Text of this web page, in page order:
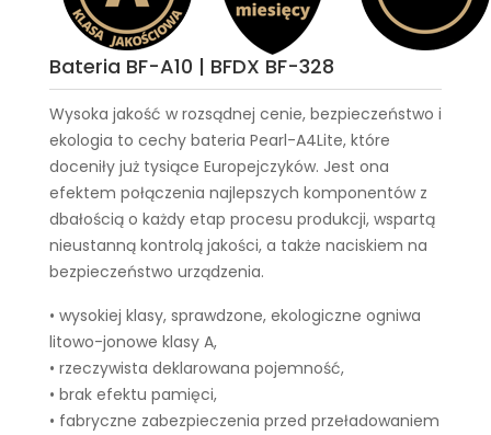
Bateria BF-A10 | BFDX BF-328
Wysoka jakość w rozsądnej cenie, bezpieczeństwo i
ekologia to cechy bateria Pearl-A4Lite, które
doceniły już tysiące Europejczyków. Jest ona
efektem połączenia najlepszych komponentów z
dbałością o każdy etap procesu produkcji, wspartą
nieustanną kontrolą jakości, a także naciskiem na
bezpieczeństwo urządzenia.
• wysokiej klasy, sprawdzone, ekologiczne ogniwa
litowo-jonowe klasy A,
• rzeczywista deklarowana pojemność,
• brak efektu pamięci,
• fabryczne zabezpieczenia przed przeładowaniem